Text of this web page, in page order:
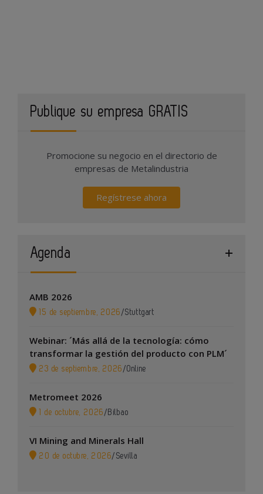
Publique su empresa GRATIS
Promocione su negocio en el directorio de
empresas de Metalindustria
Regístrese ahora
Agenda
AMB 2026
15 de septiembre, 2026 /Stuttgart
Webinar: ´Más allá de la tecnología: cómo
transformar la gestión del producto con PLM´
23 de septiembre, 2026 /Online
Metromeet 2026
1 de octubre, 2026 / Bilbao
VI Mining and Minerals Hall
20 de octubre, 2026/ Sevilla